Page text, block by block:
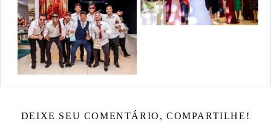
DEIXE SEU COMENTÁRIO, COMPARTILHE!